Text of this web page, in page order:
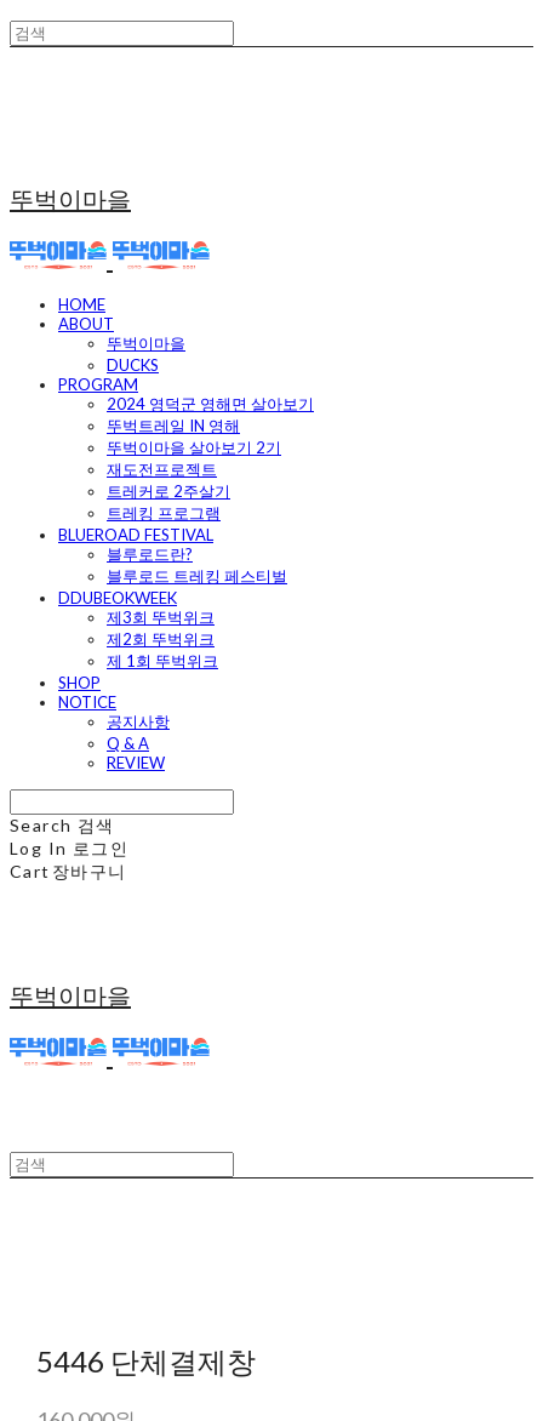
뚜벅이마을
HOME
ABOUT
뚜벅이마을
DUCKS
PROGRAM
2024 영덕군 영해면 살아보기
뚜벅트레일 IN 영해
뚜벅이마을 살아보기 2기
재도전프로젝트
트레커로 2주살기
트레킹 프로그램
BLUEROAD FESTIVAL
블루로드란?
블루로드 트레킹 페스티벌
DDUBEOKWEEK
제3회 뚜벅위크
제2회 뚜벅위크
제 1회 뚜벅위크
SHOP
NOTICE
공지사항
Q & A
REVIEW
Search 검색
Log In 로그인
Cart 장바구니
뚜벅이마을
5446 단체결제창